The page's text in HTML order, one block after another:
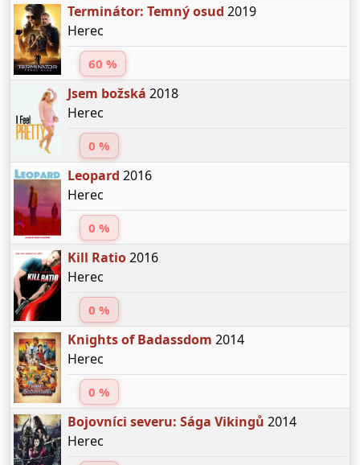
Terminátor: Temný osud 2019
Herec
60 %
Jsem božská 2018
Herec
0 %
Leopard 2016
Herec
0 %
Kill Ratio2016
Herec
0 %
Knights of Badassdom 2014
Herec
0 %
Bojovníci severu: Sága Vikingů 2014
Herec